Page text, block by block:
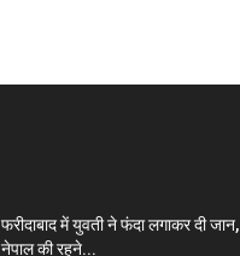
फरीदाबाद में युवती ने फंदा लगाकर दी जान,
नेपाल की रहने...